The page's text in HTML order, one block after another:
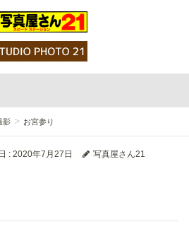
影 お宮参り
: 2020年7月27日
写真屋さん21